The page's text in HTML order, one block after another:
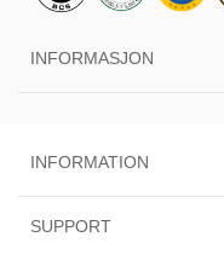
INFORMASJON
INFORMATION
SUPPORT